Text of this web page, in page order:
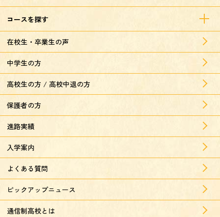
コースを探す
在校生・卒業生の声
中学生の方
高校生の方 / 高校中退の方
保護者の方
進路実績
入学案内
よくある質問
ピックアップニュース
通信制高校とは